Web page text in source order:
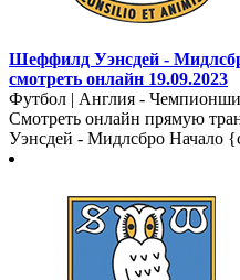
Шеффилд Уэнсдей -
смотреть онлайн 19.09.2023
Футбол | Англия -
Смотреть онлайн прямую
Уэнсдей - Мидлсбро Начало